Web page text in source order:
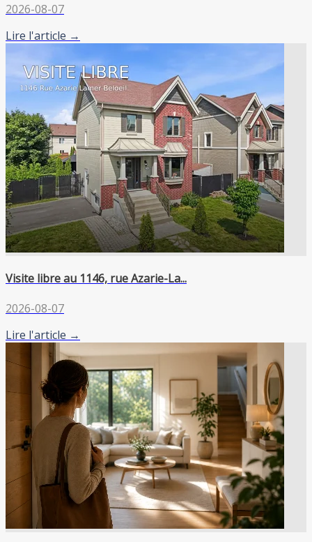
2026-08-07
Lire l'article →
Visite libre au 1146, rue Azarie-La...
2026-08-07
Lire l'article →